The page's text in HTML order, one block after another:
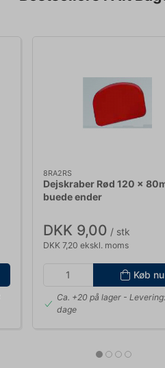
8RA2RS
Dejskraber Rød 120 x
buede ender
DKK 9,00 / stk
DKK 7,20 ekskl. moms
Køb nu
Ca. +20 på lager-
dage